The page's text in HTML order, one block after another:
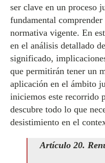
ser clave en un proceso
fundamental
normativa vigente. En
en el análisis detallado
significado,
que permitirán tener un
aplicación en el ámbito
iniciemos este recorrido
descubre todo lo que
desistimiento en el
Artículo 20.